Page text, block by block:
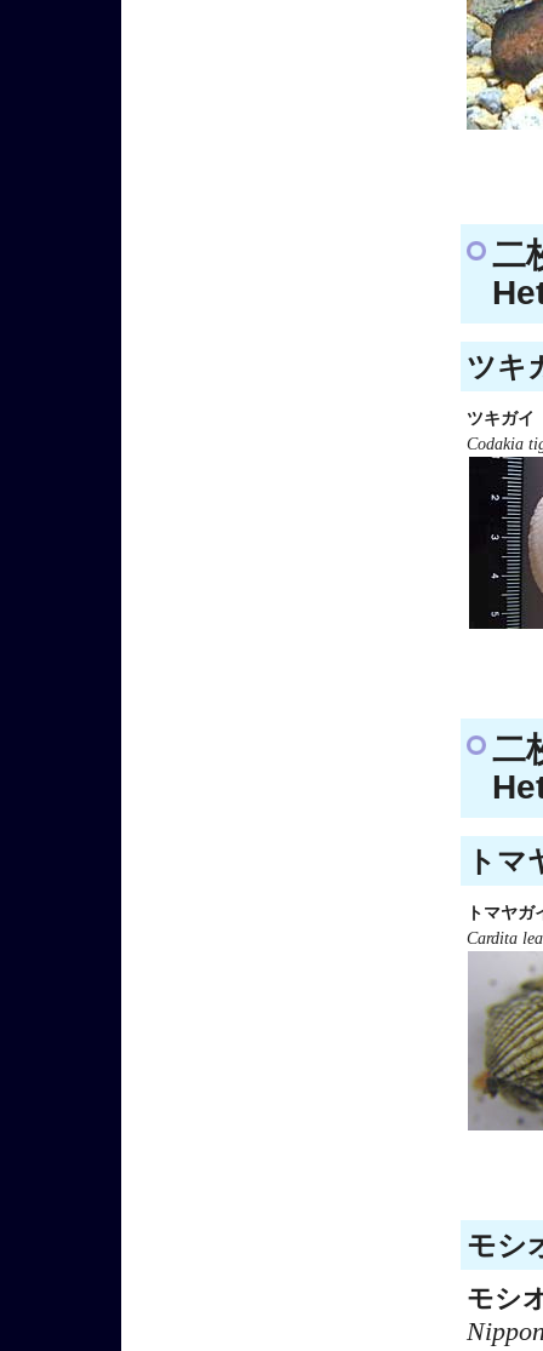
二
ツキ
ツキガイ
Codakia
二
ト
トマヤガ
Cardita
モシ
モシ